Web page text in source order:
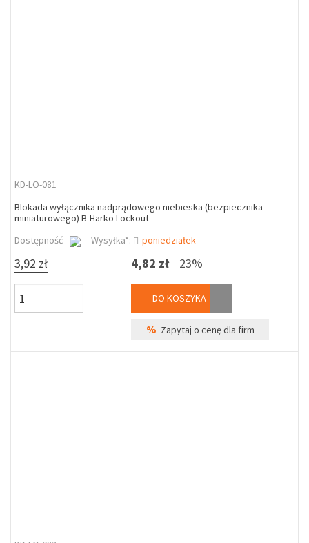
KD-LO-081
Blokada wyłącznika nadprądowego niebieska (bezpiecznika
miniaturowego) B-Harko Lockout
Dostępność
Wysyłka*: poniedziałek
3,92 zł 4,82 zł 23%
DO KOSZYKA
% Zapytaj o cenę dla firm